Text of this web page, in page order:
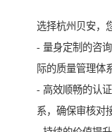
选择杭州贝安，
- 量身定制的咨
际的质量管理体
- 高效顺畅的认
系，确保审核对